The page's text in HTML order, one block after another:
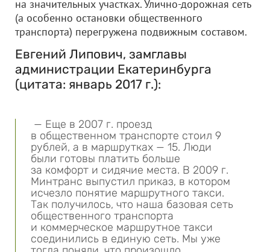
на значительных участках. Улично-дорожная сеть
(а особенно остановки общественного
транспорта) перегружена подвижным составом.
Евгений Липович, замглавы
администрации Екатеринбурга
(цитата: январь 2017 г.):
— Еще в 2007 г. проезд
в общественном транспорте стоил 9
рублей, а в маршрутках — 15. Люди
были готовы платить больше
за комфорт и сидячие места. В 2009 г.
Минтранс выпустил приказ, в котором
исчезло понятие маршрутного такси.
Так получилось, что наша базовая сеть
общественного транспорта
и коммерческое маршрутное такси
соединились в единую сеть. Мы уже